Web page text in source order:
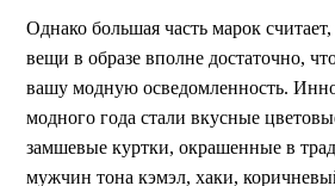
Однако большая часть марок
вещи в образе вполне достаточно,
вашу модную осведомленность.
модного года стали вкусные
замшевые куртки, окрашенные в
мужчин тона кэмэл, хаки,